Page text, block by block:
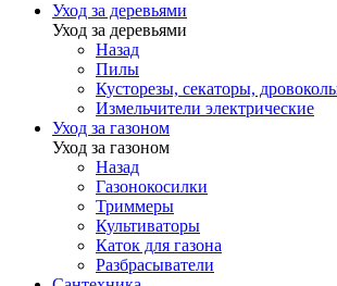
Уход за деревьями
Уход за деревьями
Назад
Пилы
Кусторезы, секаторы,
Измельчители электрические
Уход за газоном
Уход за газоном
Назад
Газонокосилки
Триммеры
Культиваторы
Каток для газона
Разбрасыватели